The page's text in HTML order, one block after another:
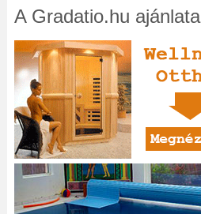
A Gradatio.hu ajánlata